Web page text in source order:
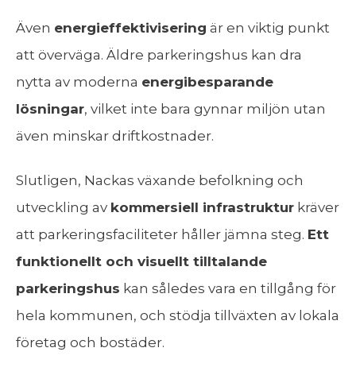
Även energieffektivisering är en viktig punkt
att överväga. Äldre parkeringshus kan dra
nytta av moderna energibesparande
lösningar, vilket inte bara gynnar miljön utan
även minskar driftkostnader.
Slutligen, Nackas växande befolkning och
utveckling av kommersiell infrastruktur kräver
att parkeringsfaciliteter håller jämna steg. Ett
funktionellt och visuellt tilltalande
parkeringshus kan således vara en tillgång för
hela kommunen, och stödja tillväxten av lokala
företag och bostäder.